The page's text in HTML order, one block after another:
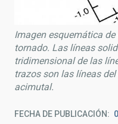
Imagen esquemática
tornado. Las líneas
tridimensional de las
trazos son las líneas
acimutal.
FECHA DE PUBLICACIÓN